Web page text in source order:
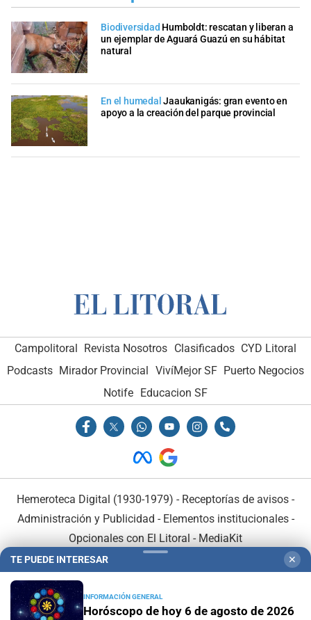
Biodiversidad Humboldt: rescatan y liberan a
un ejemplar de Aguará Guazú en su hábitat
natural
En el humedal Jaaukanigás: gran evento en
apoyo a la creación del parque provincial
Campolitoral Revista Nosotros Clasificados CYD Litoral
Podcasts Mirador Provincial VivíMejor SF Puerto Negocios
Notife Educacion SF
Hemeroteca Digital (1930-1979) - Receptorías de avisos -
Administración y Publicidad - Elementos institucionales-
Opcionales con El Litoral - MediaKit
TE PUEDE INTERESAR ✕
INFORMACIÓN GENERAL
Horóscopo de hoy 6 de agosto de 2026